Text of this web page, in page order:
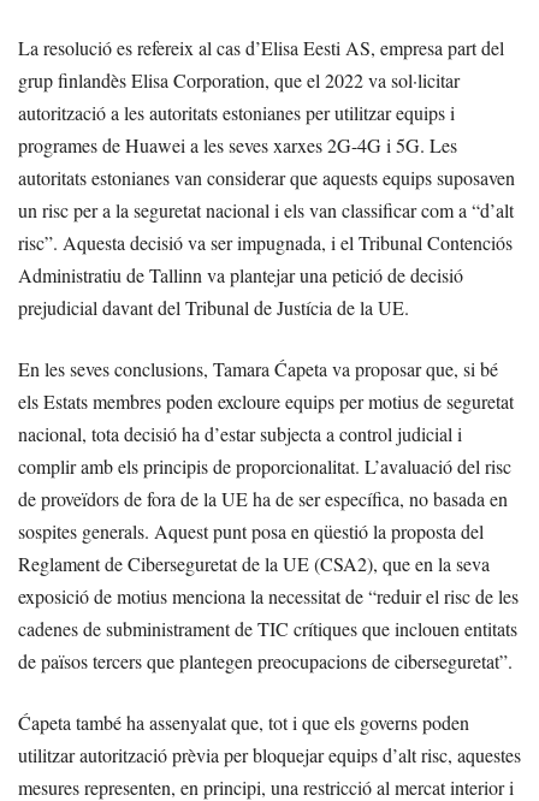
La resolució es refereix al cas d’Elisa Eesti AS, empresa part del
grup finlandès Elisa Corporation, que el 2022 va sol·licitar
autorització a les autoritats estonianes per utilitzar equips i
programes de Huawei a les seves xarxes 2G-4G i 5G. Les
autoritats estonianes van considerar que aquests equips suposaven
un risc per a la seguretat nacional i els van classificar com a “d’alt
risc”. Aquesta decisió va ser impugnada, i el Tribunal Contenciós
Administratiu de Tallinn va plantejar una petició de decisió
prejudicial davant del Tribunal de Justícia de la UE.
En les seves conclusions, Tamara Ćapeta va proposar que, si bé
els Estats membres poden excloure equips per motius de seguretat
nacional, tota decisió ha d’estar subjecta a control judicial i
complir amb els principis de proporcionalitat. L’avaluació del risc
de proveïdors de fora de la UE ha de ser específica, no basada en
sospites generals. Aquest punt posa en qüestió la proposta del
Reglament de Ciberseguretat de la UE (CSA2), que en la seva
exposició de motius menciona la necessitat de “reduir el risc de les
cadenes de subministrament de TIC crítiques que inclouen entitats
de països tercers que plantegen preocupacions de ciberseguretat”.
Ćapeta també ha assenyalat que, tot i que els governs poden
utilitzar autorització prèvia per bloquejar equips d’alt risc, aquestes
mesures representen, en principi, una restricció al mercat interior i